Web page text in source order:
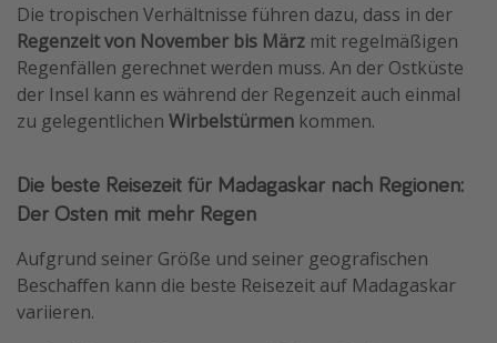
Die tropischen Verhältnisse führen dazu, dass in der
Regenzeit von November bis März mit regelmäßigen
Regenfällen gerechnet werden muss. An der Ostküste
der Insel kann es während der Regenzeit auch einmal
zu gelegentlichen Wirbelstürmen kommen.
Die beste Reisezeit für Madagaskar nach Regionen:
Der Osten mit mehr Regen
Aufgrund seiner Größe und seiner geografischen
Beschaffen kann die beste Reisezeit auf Madagaskar
variieren.